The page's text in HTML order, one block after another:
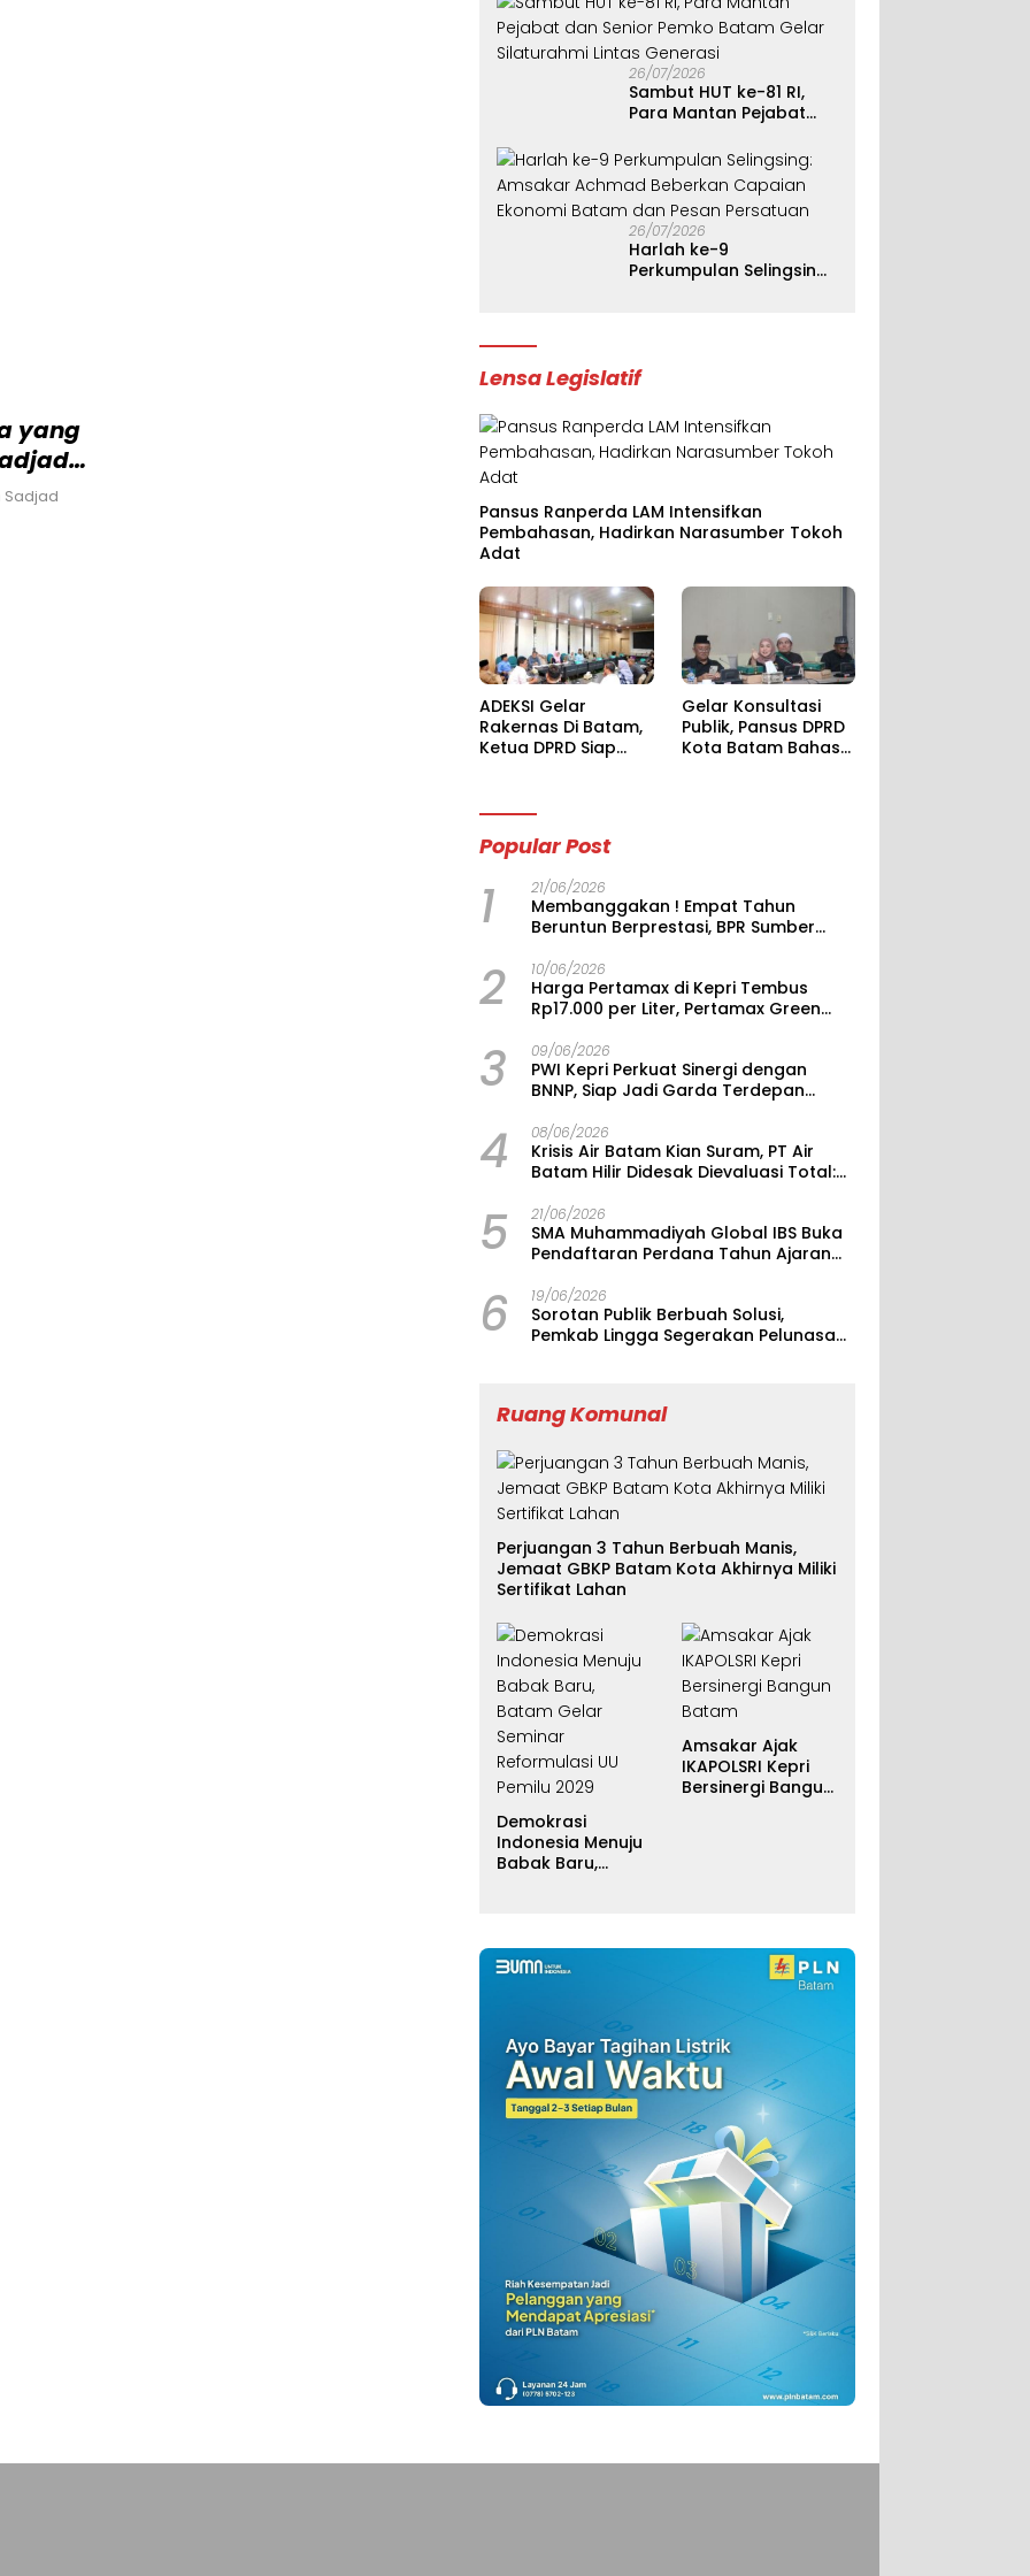
yang
Sadjad
26/07/2026
Sambut HUT ke-81 RI,
Para Mantan Pejabat
Batam Gelar Silaturahmi
Lintas Generasi
26/07/2026
Harlah ke-9
Perkumpulan Selingsing:
Lensa Legislatif
Pansus Ranperda LAM Intensifkan
Pembahasan, Hadirkan Narasumber Tokoh
Adat
ADEKSI Gelar
Rakernas Di Batam,
Ketua DPRD Siap
Indonesia
Gelar Konsultasi
Publik, Pansus DPRD
Kota Batam Bahas
Popular Post
1 21/06/2026
Membanggakan ! Empat Tahun
Beruntun Berprestasi, BPR Sumber
Duduki Posisi 26 Terbaik Nasional
2 10/06/2026
Harga Pertamax di Kepri Tembus
Rp17.000 per Liter, Pertamax Green
3 09/06/2026
PWI Kepri Perkuat Sinergi dengan
BNNP, Siap Jadi Garda Terdepan
4 08/06/2026
Krisis Air Batam Kian Suram, PT Air
Batam Hilir Didesak Dievaluasi Total:
Berulang
5 21/06/2026
SMA Muhammadiyah Global IBS Buka
Pendaftaran Perdana Tahun Ajaran
6 19/06/2026
Sorotan Publik Berbuah Solusi,
Pemkab Lingga Segerakan Pelunasan
Ruang Komunal
Perjuangan 3 Tahun Berbuah Manis,
Jemaat GBKP Batam Kota Akhirnya Miliki
Sertifikat Lahan
Demokrasi
Indonesia Menuju
Babak Baru,
Pemilu 2029
Amsakar Ajak
IKAPOLSRI Kepri
Bersinergi Bangun